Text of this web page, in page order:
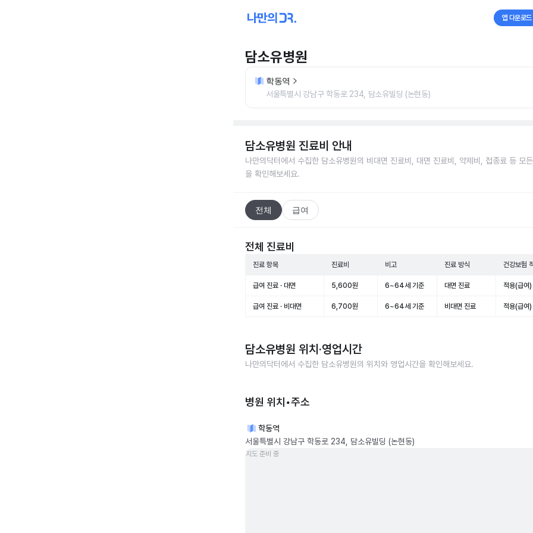
앱 다운로드
담소유병원
학동역
서울특별시 강남구 학동로 234, 담소유빌딩 (논현동)
담소유병원 진료비 안내
나만의닥터에서 수집한 담소유병원의 비대면 진료비, 대면 진료비, 약제비, 접종료 등 모
을 확인해보세요.
전체 급여
전체 진료비
진료 항목 진료비 비고 진료 방식 건강보험
급여 진료 · 대면 5,600원 6~64세 기준 대면 진료 적용(급여)
급여 진료 · 비대면 6,700원 6~64세 기준 비대면 진료 적용(급여)
담소유병원 위치·영업시간
나만의닥터에서 수집한 담소유병원의 위치와 영업시간을 확인해보세요.
병원 위치•주소
학동역
서울특별시 강남구 학동로 234, 담소유빌딩 (논현동)
지도 준비 중